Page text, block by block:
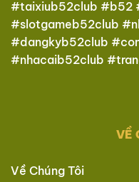
#taixiub52club #b52
#slotgameb52club
#dangkyb52club
#nhacaib52club
VỀ
Về Chúng Tôi